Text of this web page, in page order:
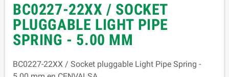
BC0227-22XX / SOCKET
PLUGGABLE LIGHT PIPE
SPRING - 5.00 MM
BC0227-22XX / Socket pluggable Light Pipe Spring -